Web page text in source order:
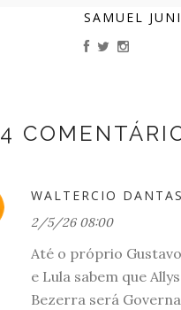
SAMUEL
4
WALTERCIO DANTAS
2/5/26 08:00
Até o próprio
e Lula sabem que
Bezerra será